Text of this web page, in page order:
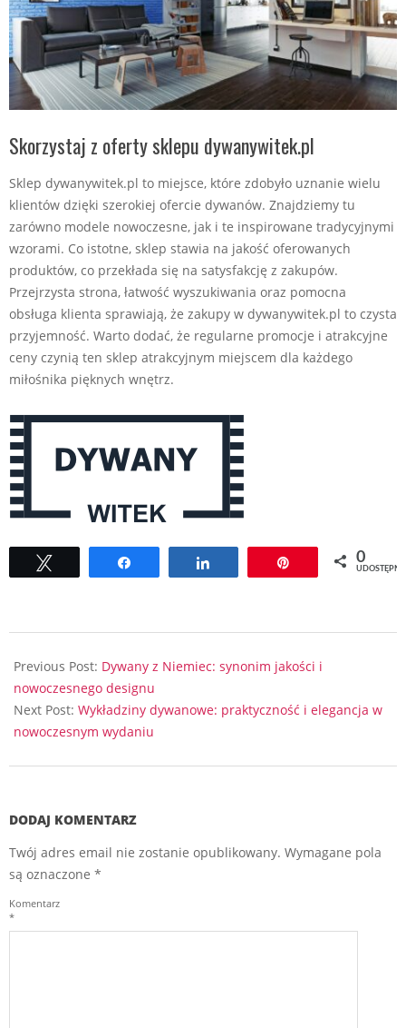
Skorzystaj z oferty sklepu dywanywitek.pl
Sklep dywanywitek.pl to miejsce, które zdobyło uznanie wielu
klientów dzięki szerokiej ofercie dywanów. Znajdziemy tu
zarówno modele nowoczesne, jak i te inspirowane tradycyjnymi
wzorami. Co istotne, sklep stawia na jakość oferowanych
produktów, co przekłada się na satysfakcję z zakupów.
Przejrzysta strona, łatwość wyszukiwania oraz pomocna
obsługa klienta sprawiają, że zakupy w dywanywitek.pl to czysta
przyjemność. Warto dodać, że regularne promocje i atrakcyjne
ceny czynią ten sklep atrakcyjnym miejscem dla każdego
miłośnika pięknych wnętrz.
Udostępnij Udostępnij Przypnij 0
09-
11
Previous Post: Dywany z Niemiec: synonim jakości i
nowoczesnego designu
Next Post: Wykładziny dywanowe: praktyczność i elegancja w
nowoczesnym wydaniu
DODAJ KOMENTARZ
Twój adres email nie zostanie opublikowany. Wymagane pola
są oznaczone *
Komentarz
*